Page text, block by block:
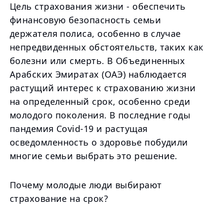
Цель страхования жизни - обеспечить
финансовую безопасность семьи
держателя полиса, особенно в случае
непредвиденных обстоятельств, таких как
болезни или смерть. В Объединенных
Арабских Эмиратах (ОАЭ) наблюдается
растущий интерес к страхованию жизни
на определенный срок, особенно среди
молодого поколения. В последние годы
пандемия Covid-19 и растущая
осведомленность о здоровье побудили
многие семьи выбрать это решение.
Почему молодые люди выбирают
страхование на срок?